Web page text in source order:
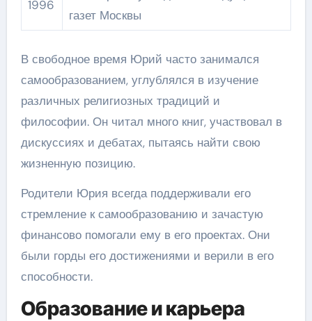
1996
газет Москвы
В свободное время Юрий часто занимался
самообразованием, углублялся в изучение
различных религиозных традиций и
философии. Он читал много книг, участвовал в
дискуссиях и дебатах, пытаясь найти свою
жизненную позицию.
Родители Юрия всегда поддерживали его
стремление к самообразованию и зачастую
финансово помогали ему в его проектах. Они
были горды его достижениями и верили в его
способности.
Образование и карьера